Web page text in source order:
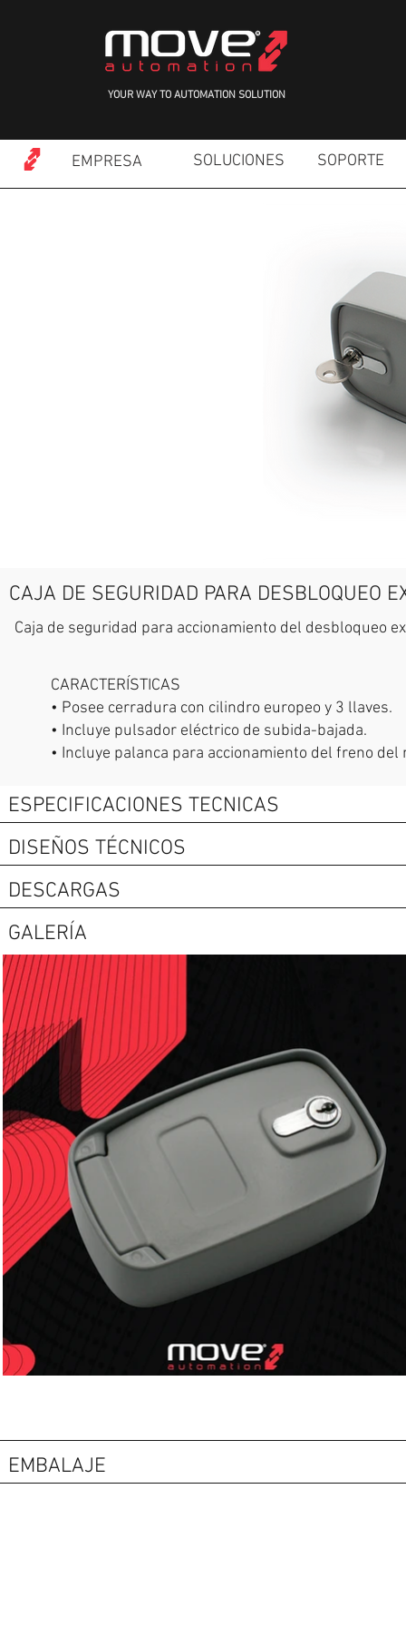
YOUR WAY TO AUTOMATION SOLUTION
EMPRESA SOLUCIONES SOPORTE
CAJA DE SEGURIDAD PARA DESBLOQUEO
Caja de seguridad para accionamiento del
CARACTERÍSTICAS
• Posee cerradura con cilindro europeo y 3 llaves.
• Incluye pulsador eléctrico de subida-bajada.
• Incluye palanca para accionamiento del freno del
ESPECIFICACIONES TECNICAS
DISEÑOS TÉCNICOS
DESCARGAS
GALERÍA
EMBALAJE